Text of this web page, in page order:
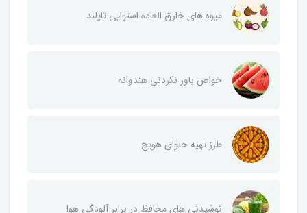
میوه های خارق العاده استوایی تایلند
خواص باور نکردنی هندوانه
طرز تهیه حلوای هویج
نوشیدنی های محافظ در برابر آلودگی هوا